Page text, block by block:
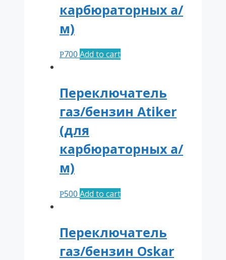
карбюраторных а/
м)
Р700 Add to cart
Переключатель
газ/бензин Atiker
(для
карбюраторных а/
м)
Р500 Add to cart
Переключатель
газ/бензин Oskar